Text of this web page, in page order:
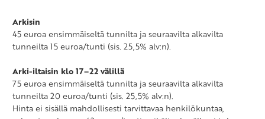
Arkisin
45 euroa ensimmäiseltä tunnilta ja seuraavilta alkavilta
tunneilta 15 euroa/tunti (sis. 25,5% alv:n).
Arki-iltaisin klo 17–22 välillä
75 euroa ensimmäiseltä tunnilta ja seuraavilta alkavilta
tunneilta 20 euroa/tunti (sis. 25,5% alv:n).
Hinta ei sisällä mahdollisesti tarvittavaa henkilökuntaa,